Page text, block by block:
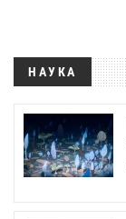
НАУКА